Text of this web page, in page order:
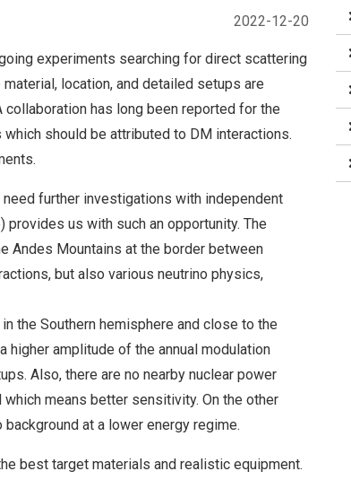
2022-12-20
experiments searching for direct scattering
location, and detailed setups are
has long been reported for the
should be attributed to DM interactions.
further investigations with independent
provides us with such an opportunity. The
Andes Mountains at the border between
but also various neutrino physics,
the Southern hemisphere and close to the
higher amplitude of the annual modulation
Also, there are no nearby nuclear power
means better sensitivity. On the other
at a lower energy regime.
best target materials and realistic equipment.